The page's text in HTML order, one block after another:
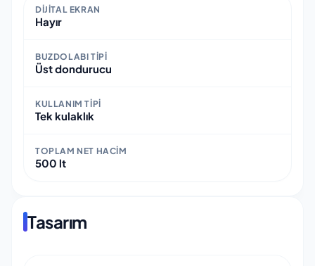
DIJITAL EKRAN
Hayır
BUZDOLABI TIPI
Üst dondurucu
KULLANIM TIPI
Tek kulaklık
TOPLAM NET HACIM
500 lt
Tasarım